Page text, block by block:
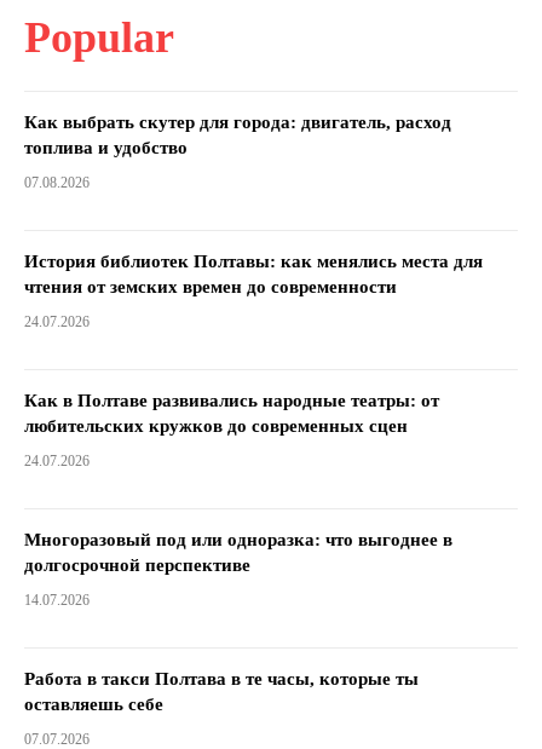
Popular
Как выбрать скутер для города: двигатель, расход
топлива и удобство
07.08.2026
История библиотек Полтавы: как менялись места для
чтения от земских времен до современности
24.07.2026
Как в Полтаве развивались народные театры: от
любительских кружков до современных сцен
24.07.2026
Многоразовый под или одноразка: что выгоднее в
долгосрочной перспективе
14.07.2026
Работа в такси Полтава в те часы, которые ты
оставляешь себе
07.07.2026